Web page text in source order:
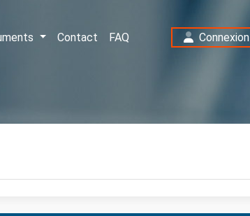
Contact FAQ Connexion